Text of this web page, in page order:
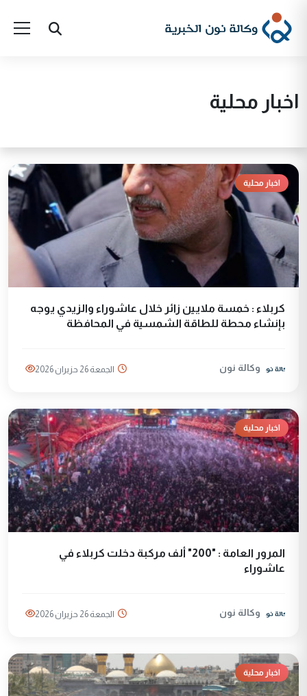
اخبار محلية
اخبار محلية
كربلاء : خمسة ملايين زائر خلال عاشوراء والزيدي يوجه
بإنشاء محطة للطاقة الشمسية في المحافظة
وكالة نون الجمعة 26 حزيران 2026
اخبار محلية
المرور العامة : "200" ألف مركبة دخلت كربلاء في
عاشوراء
وكالة نون الجمعة 26 حزيران 2026
اخبار محلية